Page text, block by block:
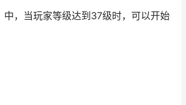
中，当玩家等级达到37级时，可以开始